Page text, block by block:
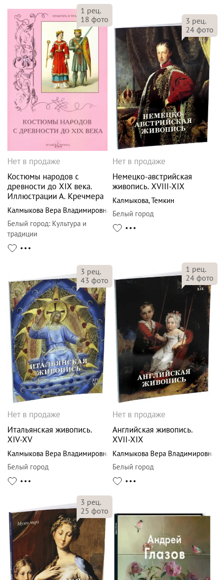
1 рец.
18 фото
Нет в продаже
Костюмы народов с
древности до XIX века.
Иллюстрации А. Кречмера
Калмыкова Вера Владимировна
Белый город: Культура и
традиции
3 рец.
24 фото
Нет в продаже
Немецко-австрийская
живопись. XVIII-XIX
Калмыкова,Темкин
Белый город
3 рец.
43 фото
Нет в продаже
Итальянская живопись.
XIV-XV
Калмыкова Вера Владимировна
Белый город
1 рец.
24 фото
Нет в продаже
Английская живопись.
XVII-XIX
Калмыкова Вера Владимировна
Белый город
3 рец.
25 фото